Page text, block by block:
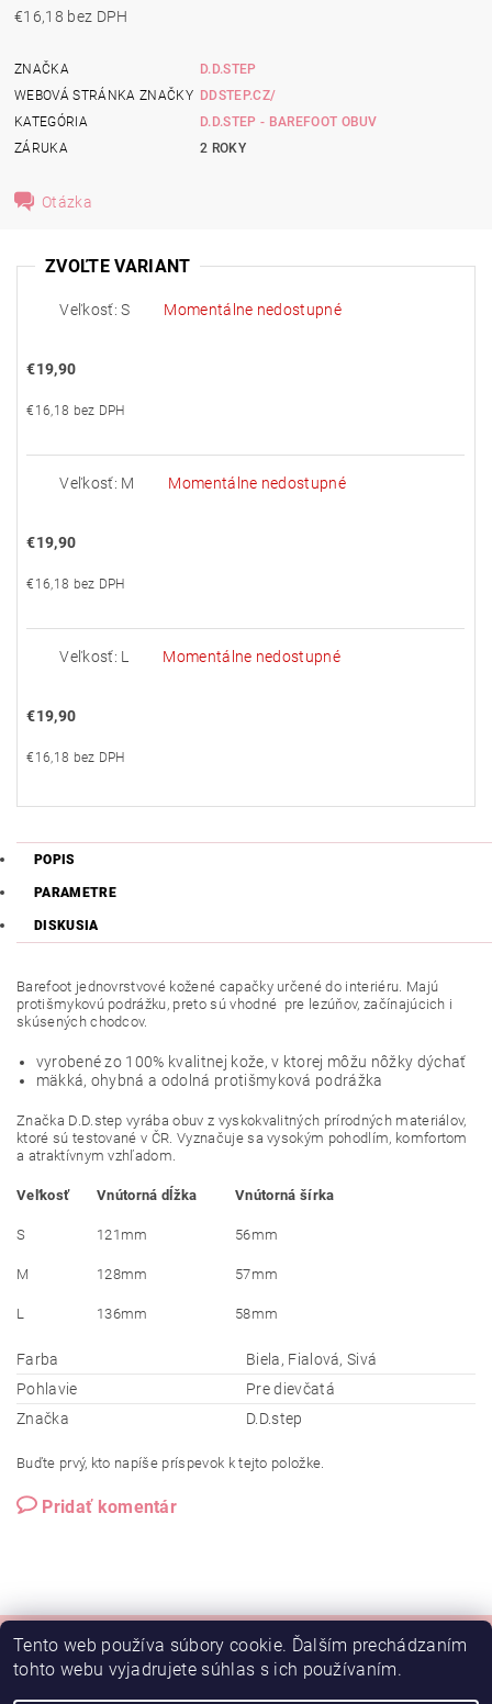
€16,18 bez DPH
ZNAČKA
D.D.STEP
WEBOVÁ STRÁNKA ZNAČKY DDSTEP.CZ/
KATEGÓRIA
D.D.STEP - BAREFOOT OBUV
ZÁRUKA
2 ROKY
Otázka
ZVOĽTE VARIANT
Veľkosť: S Momentálne nedostupné
€19,90
€16,18 bez DPH
Veľkosť: M Momentálne nedostupné
€19,90
€16,18 bez DPH
Veľkosť: L Momentálne nedostupné
€19,90
€16,18 bez DPH
POPIS
PARAMETRE
DISKUSIA
Barefoot jednovrstvové kožené capačky určené do interiéru. Majú
protišmykovú podrážku, preto sú vhodné pre lezúňov, začínajúcich i
skúsených chodcov.
vyrobené zo 100% kvalitnej kože, v ktorej môžu nôžky dýchať
mäkká, ohybná a odolná protišmyková podrážka
Značka D.D.step vyrába obuv z vyskokvalitných prírodných materiálov,
ktoré sú testované v ČR. Vyznačuje sa vysokým pohodlím, komfortom
a atraktívnym vzhľadom.
Veľkosť Vnútorná dĺžka Vnútorná šírka
S 121mm 56mm
M 128mm 57mm
L 136mm 58mm
Farba
Biela, Fialová, Sivá
Pohlavie
Pre dievčatá
Značka
D.D.step
Buďte prvý, kto napíše príspevok k tejto položke.
Pridať komentár
Doprava
Tento web používa súbory cookie. Ďalším prechádzaním
tohto webu vyjadrujete súhlas s ich používaním.